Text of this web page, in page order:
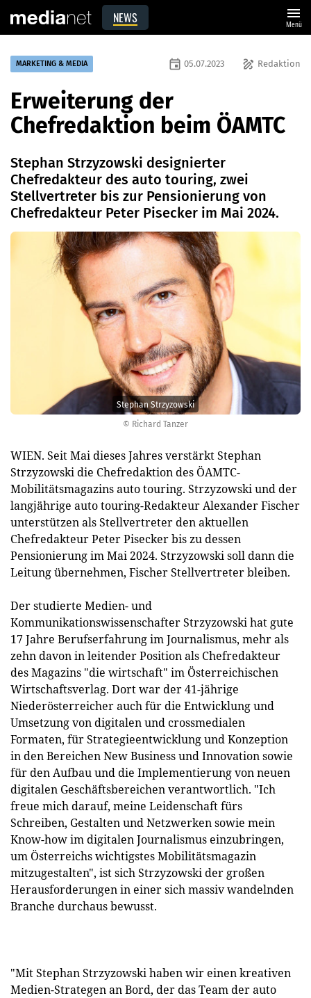
NEWS menu
Menü
© Richard Tanzer
Stephan Strzyzowski
MARKETING & MEDIA draw Redaktion
event 05.07.2023
Erweiterung der
Chefredaktion beim ÖAMTC
Stephan Strzyzowski designierter
Chefredakteur des auto touring, zwei
Stellvertreter bis zur Pensionierung von
Chefredakteur Peter Pisecker im Mai 2024.
WIEN. Seit Mai dieses Jahres verstärkt Stephan
Strzyzowski die Chefredaktion des ÖAMTC-
Mobilitätsmagazins auto touring. Strzyzowski und der
langjährige auto touring-Redakteur Alexander Fischer
unterstützen als Stellvertreter den aktuellen
Chefredakteur Peter Pisecker bis zu dessen
Pensionierung im Mai 2024. Strzyzowski soll dann die
Leitung übernehmen, Fischer Stellvertreter bleiben.
Der studierte Medien- und
Kommunikationswissenschafter Strzyzowski hat gute
17 Jahre Berufserfahrung im Journalismus, mehr als
zehn davon in leitender Position als Chefredakteur
des Magazins "die wirtschaft" im Österreichischen
Wirtschaftsverlag. Dort war der 41-jährige
Niederösterreicher auch für die Entwicklung und
Umsetzung von digitalen und crossmedialen
Formaten, für Strategieentwicklung und Konzeption
in den Bereichen New Business und Innovation sowie
für den Aufbau und die Implementierung von neuen
digitalen Geschäftsbereichen verantwortlich. "Ich
freue mich darauf, meine Leidenschaft fürs
Schreiben, Gestalten und Netzwerken sowie mein
Know-how im digitalen Journalismus einzubringen,
um Österreichs wichtigstes Mobilitätsmagazin
mitzugestalten", ist sich Strzyzowski der großen
Herausforderungen in einer sich massiv wandelnden
Branche durchaus bewusst.
"Mit Stephan Strzyzowski haben wir einen kreativen
Medien-Strategen an Bord, der das Team der auto